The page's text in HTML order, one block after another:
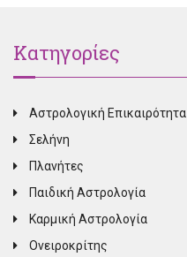
Κατηγορίες
Αστρολογική Επικαιρότητα
Σελήνη
Πλανήτες
Παιδική Αστρολογία
Καρμική Αστρολογία
Ονειροκρίτης